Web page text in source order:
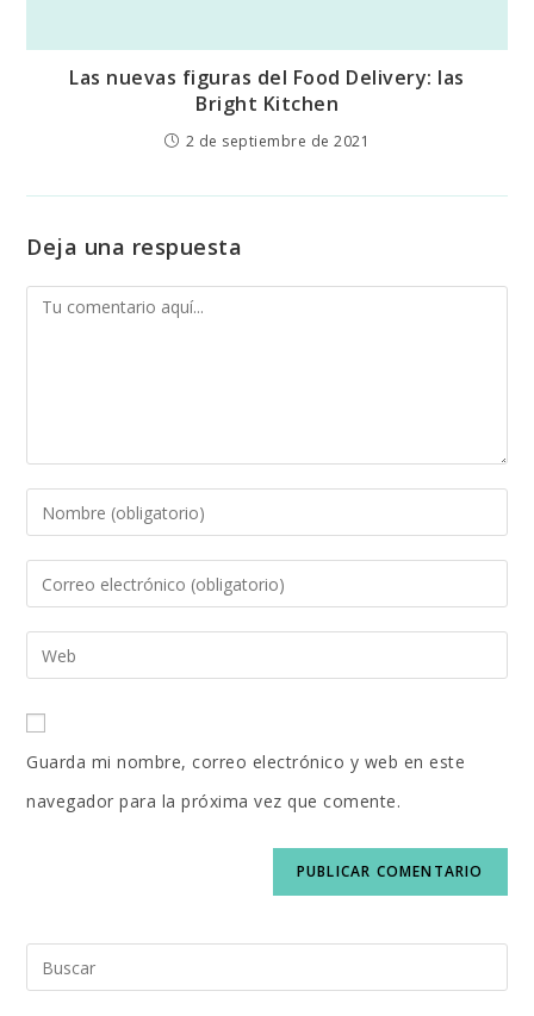
Las nuevas figuras del Food Delivery: las
Bright Kitchen
2 de septiembre de 2021
Deja una respuesta
Comentario
Introduce
nombre
nombre
Introduce
dirección
correo
electrónico
para
Introduce
URL
de
tu
Guarda mi nombre, correo electrónico y web en este
navegador para la próxima vez que comente.
Buscar